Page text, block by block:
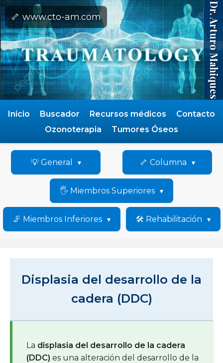
🦴 www.cto-am.com Dr. Arturo Mahiques
Inicio Buscador Recursos médicos
Contacto
Ozonoterapia
Tumores Óseos
💡 General 🦴 Columna
🖐️ Miembros Superiores
🦵 Miembros Inferiores 🛠️ Rehabilitación
Displasia del desarrollo de la
cadera (DDC)
La displasia del desarrollo de la cadera
(DDC) es una alteración del desarrollo de la